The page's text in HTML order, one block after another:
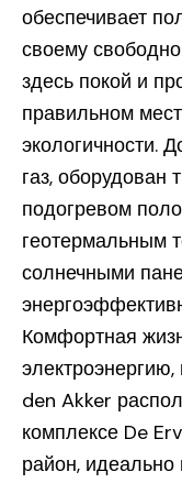
обеспечивает
своему
здесь покой и
правильном
экологичности.
газ, оборудован
подогревом
геотермальным
солнечными
Комфортная
den Akker
комплексе De
район,